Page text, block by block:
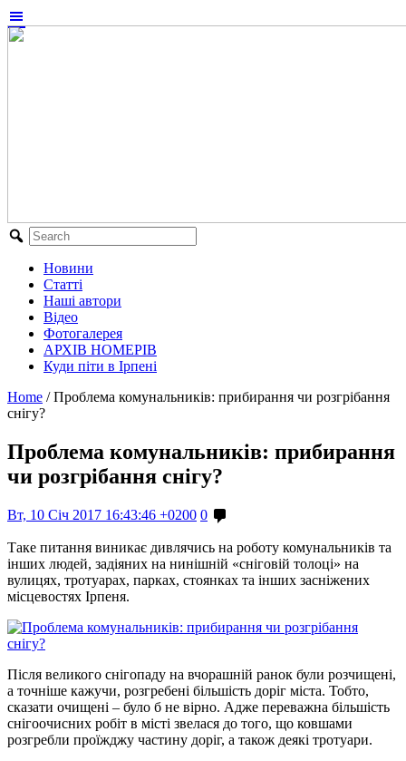
Новини
Статті
Наші автори
Відео
Фотогалерея
АРХІВ НОМЕРІВ
Куди піти в Ірпені
Home / Проблема комунальників: прибирання чи розгрібання
снігу?
Проблема комунальників: прибирання
чи розгрібання снігу?
Вт, 10 Січ 2017 16:43:46 +0200 0
Таке питання виникає дивлячись на роботу комунальників та
інших людей, задіяних на нинішній «сніговій толоці» на
вулицях, тротуарах, парках, стоянках та інших засніжених
місцевостях Ірпеня.
Після великого снігопаду на вчорашній ранок були розчищені,
а точніше кажучи, розгребені більшість доріг міста. Тобто,
сказати очищені – було б не вірно. Адже переважна більшість
снігоочисних робіт в місті звелася до того, що ковшами
розгребли проїжджу частину доріг, а також деякі тротуари.